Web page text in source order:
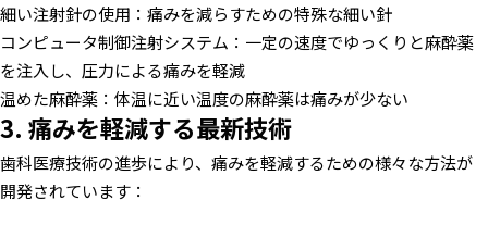
細い注射針の使用：痛みを減らすための特殊な細い針
コンピュータ制御注射システム：一定の速度でゆっくりと麻酔薬
を注入し、圧力による痛みを軽減
温めた麻酔薬：体温に近い温度の麻酔薬は痛みが少ない
3. 痛みを軽減する最新技術
歯科医療技術の進歩により、痛みを軽減するための様々な方法が
開発されています：